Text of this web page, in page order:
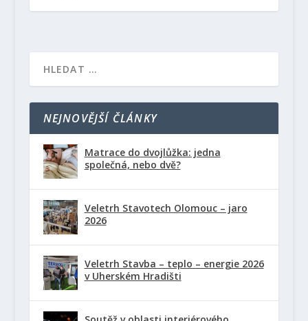
NEJNOVĚJŠÍ ČLÁNKY
Matrace do dvojlůžka: jedna
společná, nebo dvě?
Veletrh Stavotech Olomouc – jaro
2026
Veletrh Stavba – teplo – energie 2026
v Uherském Hradišti